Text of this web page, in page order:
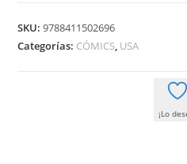
LA
SKU:9788411502696
Categorías: CÓMICS, USA
¡Lo